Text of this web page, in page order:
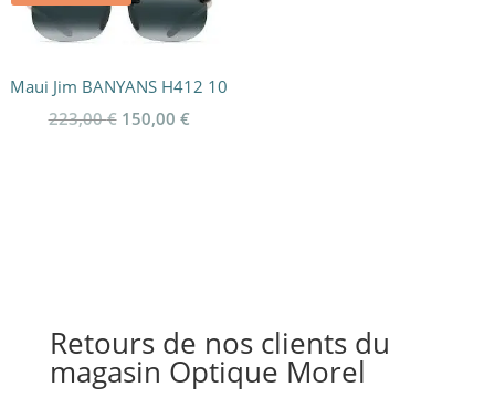
Maui Jim BANYANS H412 10
223,00€ Le
150,00 €Le
Retours de nos clients du
magasin Optique Morel